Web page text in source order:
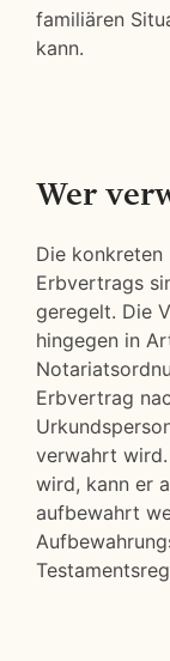
familiären
kann.
Wer
Die konkreten
Erbvertrags
geregelt. Die
hingegen in
Erbvertrag
verwahrt
wird, kann er
aufbewahrt